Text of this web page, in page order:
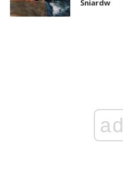
Śniardw
ad